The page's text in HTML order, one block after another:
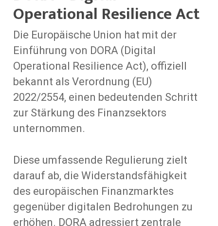
Operational Resilience Act
Die Europäische Union hat mit der
Einführung von DORA (Digital
Operational Resilience Act), offiziell
bekannt als Verordnung (EU)
2022/2554, einen bedeutenden Schritt
zur Stärkung des Finanzsektors
unternommen.
Diese umfassende Regulierung zielt
darauf ab, die Widerstandsfähigkeit
des europäischen Finanzmarktes
gegenüber digitalen Bedrohungen zu
erhöhen. DORA adressiert zentrale